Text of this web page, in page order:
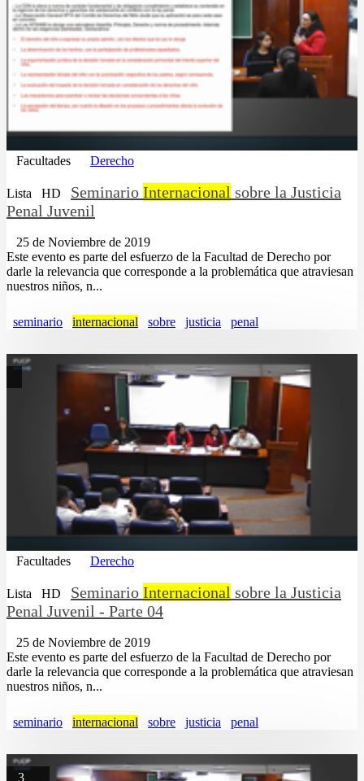
Facultades Derecho
Lista HD Seminario Internacional sobre la Justicia
Penal Juvenil
25 de Noviembre de 2019
Este evento es parte del esfuerzo de la Facultad de Derecho por
darle la relevancia que corresponde a la problemática que atraviesan
nuestros niños, n...
seminario internacional sobre justicia penal
Facultades Derecho
Lista HD Seminario Internacional sobre la Justicia
Penal Juvenil - Parte 04
25 de Noviembre de 2019
Este evento es parte del esfuerzo de la Facultad de Derecho por
darle la relevancia que corresponde a la problemática que atraviesan
nuestros niños, n...
seminario internacional sobre justicia penal
3